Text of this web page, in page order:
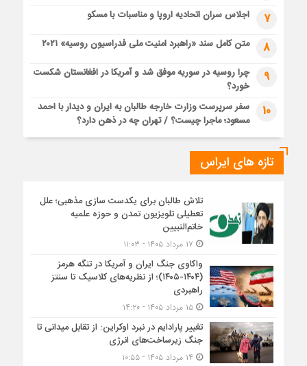
7 اجلاس سران اتحادیه اروپا و مناسبات با مسکو
8 متن کامل سند «راهبرد امنیت ملی فدراسیون روسیه» ۲۰۲۱
9
چرا روسیه در سوریه موفق شد و آمریکا در افغانستان شکست
خورد؟
10
سفر سرپرست وزارت خارجه طالبان به ایران و دیدار با احمد
مسعود؛ ماجرا چیست؟ / تهران چه در ذهن دارد؟
تازه های ایراس
تلاش طالبان برای یکدست سازی مذهبی؛ علل
تعطیلی تلویزیون تمدن و حوزه علمیه
خاتم‌النبیین
واکاوی جنگ ایران و آمریکا در تنگه هرمز
(۱۴۰۴-۱۴۰۵)؛ از نظریه‌های کلاسیک تا سنتز
راهبردی
۱۵ مرداد ۱۴۰۵ - ۱۴:۲۰
تغییر پارادایم در نبرد اوکراین: از تقابل میدانی تا
جنگ زیرساخت‌های انرژی